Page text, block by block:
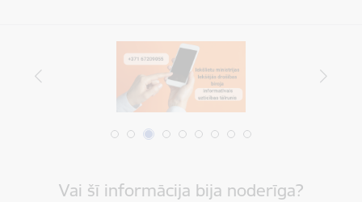
Vai šī informācija bija noderīga?